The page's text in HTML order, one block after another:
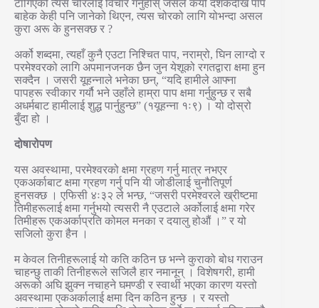
टाँगिएको त्यस चोरलाई विचार गर्नुहोस् जसले कयौँ दशकदेखि पाप
बाहेक केही पनि जानेको थिएन, त्यस चोरको लागि योभन्दा असल
कुरा अरू के हुनसक्छ र ?
अर्को शब्दमा, त्यहाँ कुनै एउटा निश्चित पाप, नराम्रो, घिन लाग्दो र
परमेश्वरको लागि अपमानजनक छैन जुन येशूको रगतद्वारा क्षमा हुन
सक्दैन । जसरी यूहन्नाले भनेका छन्, “यदि हामीले आफ्ना
पापहरू स्वीकार गर्यौ भने उहाँले हाम्रा पाप क्षमा गर्नुहुन्छ र सबै
अधर्मबाट हामीलाई शुद्ध पार्नुहुन्छ” (१यूहन्ना १ः९) । यो दोस्रो
बुँदा हो ।
दोषारोपण
यस अवस्थामा, परमेश्वरको क्षमा ग्रहण गर्नु मात्र नभएर
एकअर्काबाट क्षमा ग्रहण गर्नु पनि यी जोडीलाई चुनौतिपूर्ण
हुनसक्छ । एफिसी ४ः३२ ले भन्छ, “जसरी परमेश्वरले ख्रीष्टमा
तिमीहरूलाई क्षमा गर्नुभयो त्यसरी नै एउटाले अर्कोलाई क्षमा गरेर
तिमीहरू एकअर्काप्रति कोमल मनका र दयालु होऔं ।” र यो
सजिलो कुरा हैन ।
म केवल तिनीहरूलाई यो कति कठिन छ भन्ने कुराको बोध गराउन
चाहन्छु ताकी तिनीहरूले सजिलै हार नमानून् । विशेषगरी, हामी
अरूको अघि झुक्न नचाहने घमण्डी र स्वार्थी भएका कारण यस्तो
अवस्थामा एकअर्कालाई क्षमा दिन कठिन हुन्छ । र यस्तो